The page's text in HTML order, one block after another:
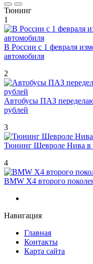
Тюнинг
1
В России с 1 февраля
автомобиля
2
Автобусы ПАЗ
рублей
3
Тюнинг Шевроле Нива в
4
BMW X4 второго
Навигация
Главная
Контакты
Карта сайта